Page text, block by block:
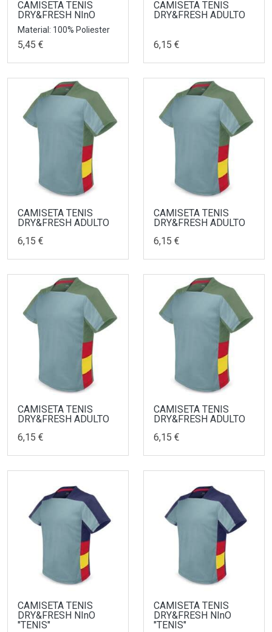
CAMISETA TENIS
DRY&FRESH NInO
Material: 100% Poliester
5,45 €
CAMISETA TENIS
DRY&FRESH ADULTO
6,15 €
CAMISETA TENIS
DRY&FRESH ADULTO
6,15 €
CAMISETA TENIS
DRY&FRESH ADULTO
6,15 €
CAMISETA TENIS
DRY&FRESH ADULTO
6,15 €
CAMISETA TENIS
DRY&FRESH ADULTO
6,15 €
CAMISETA TENIS
DRY&FRESH NInO
"TENIS"
CAMISETA TENIS
DRY&FRESH NInO
"TENIS"